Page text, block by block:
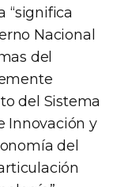
“significa
Nacional
del
del Sistema
Innovación y
del